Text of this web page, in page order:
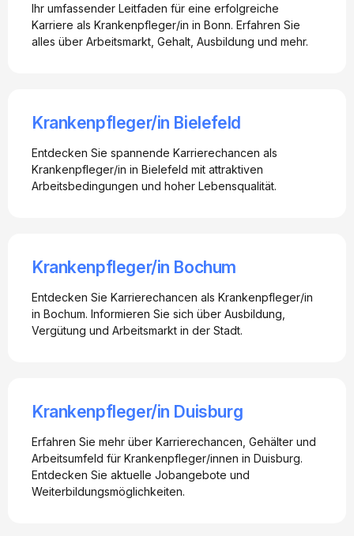
Ihr umfassender Leitfaden für eine erfolgreiche
Karriere als Krankenpfleger/in in Bonn. Erfahren Sie
alles über Arbeitsmarkt, Gehalt, Ausbildung und mehr.
Krankenpfleger/in Bielefeld
Entdecken Sie spannende Karrierechancen als
Krankenpfleger/in in Bielefeld mit attraktiven
Arbeitsbedingungen und hoher Lebensqualität.
Krankenpfleger/in Bochum
Entdecken Sie Karrierechancen als Krankenpfleger/in
in Bochum. Informieren Sie sich über Ausbildung,
Vergütung und Arbeitsmarkt in der Stadt.
Krankenpfleger/in Duisburg
Erfahren Sie mehr über Karrierechancen, Gehälter und
Arbeitsumfeld für Krankenpfleger/innen in Duisburg.
Entdecken Sie aktuelle Jobangebote und
Weiterbildungsmöglichkeiten.